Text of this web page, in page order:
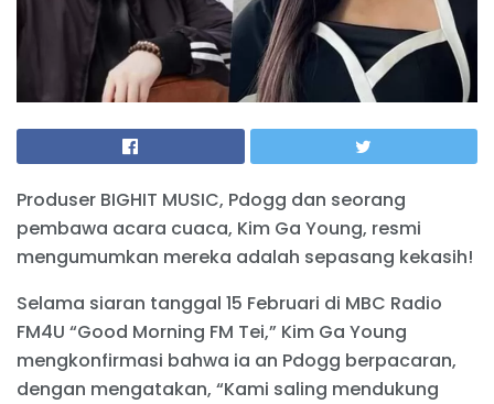
Produser BIGHIT MUSIC, Pdogg dan seorang
pembawa acara cuaca, Kim Ga Young, resmi
mengumumkan mereka adalah sepasang kekasih!
Selama siaran tanggal 15 Februari di MBC Radio
FM4U “Good Morning FM Tei,” Kim Ga Young
mengkonfirmasi bahwa ia an Pdogg berpacaran,
dengan mengatakan, “Kami saling mendukung